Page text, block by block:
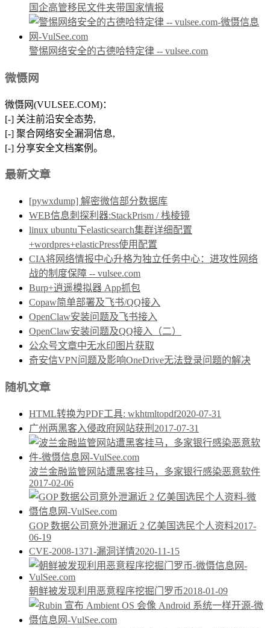
国企高管移民文件夹带国家情报
警惕网络安全的古德哈特定律 -- vulsee.com
微慑网
微慑网(VULSEE.COM)：
[-] 关注前沿安全态势,
[-] 聚合网络安全漏洞信息,
[-] 分享安全文档案例。
最新文章
[pywxdump] 解密微信部分数据库
WEB信息刺探利器:StackPrism / 栈棱镜
linux ubuntu下elasticsearch集群详细配置
+wordpres+elasticPress使用配置
CIA将网络情报中心升格为独立任务中心：进攻性网络
战的制度保障 -- vulsee.com
Burp+逍遥模拟器 App抓包
Copaw简单部署及飞书/QQ接入
OpenClaw安装问题及飞书接入
OpenClaw安装问题及QQ接入（二）
公众号文章中无水印图片获取
奇安信VPN问题及影响OneDrive无法登录问题的解决
随机文章
HTML转换为PDF工具: wkhtmltopdf2020-07-31
广州两黑客入侵政府网站获刑 2017-07-31
波兰金融监管网站遭黑客挂马，多家银行感染恶意软件
2017-02-06
GOP 数据公司意外泄漏近 2 亿美国选民个人资料2017-
06-19
CVE-2008-1371-漏洞详情2020-11-15
朝鲜被发现利用恶意程序挖掘门罗币2018-01-09